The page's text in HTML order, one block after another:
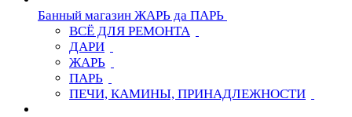
Банный магазин ЖАРЬ да ПАРЬ
ВСЁ ДЛЯ РЕМОНТА
ДАРИ
ЖАРЬ
ПАРЬ
ПЕЧИ, КАМИНЫ, ПРИНАДЛЕЖНОСТИ